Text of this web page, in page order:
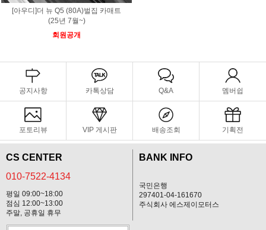
[아우디]더 뉴 Q5 (80A)벌집 카매트
(25년 7월~)
회원공개
공지사항 카톡상담 Q&A 멤버쉽
포토리뷰 VIP 게시판 배송조회 기획전
CS CENTER
010-7522-4134
평일 09:00~18:00
점심 12:00~13:00
주말, 공휴일 휴무
BANK INFO
국민은행
297401-04-161670
주식회사 에스제이모터스